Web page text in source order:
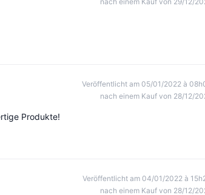
Veröffentlicht am 05/01/2022 à
nach einem Kauf von 28/12/
Produkte!
Veröffentlicht am 04/01/2022 à
nach einem Kauf von 28/12/